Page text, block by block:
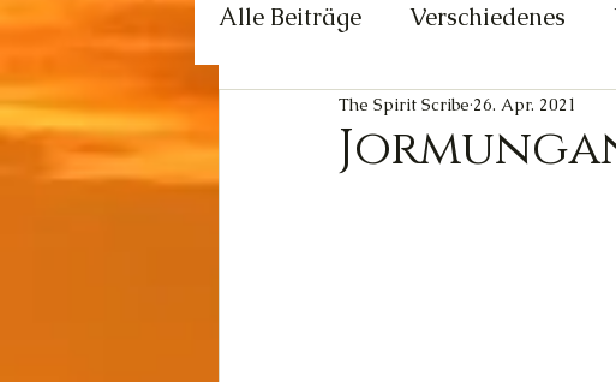
Alle Beiträge Verschiedenes
Kommunikation Kreativität
The Spirit Scribe 26. Apr. 2021